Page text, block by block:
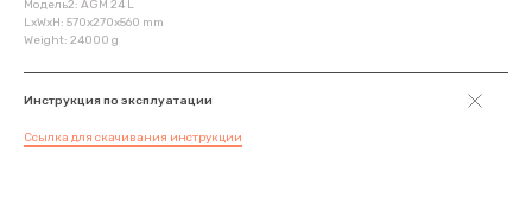
Модель2: AGM 24 L
LxWxH: 570x270x560 mm
Weight: 24000 g
Инструкция по эксплуатации
Ссылка для скачивания инструкции